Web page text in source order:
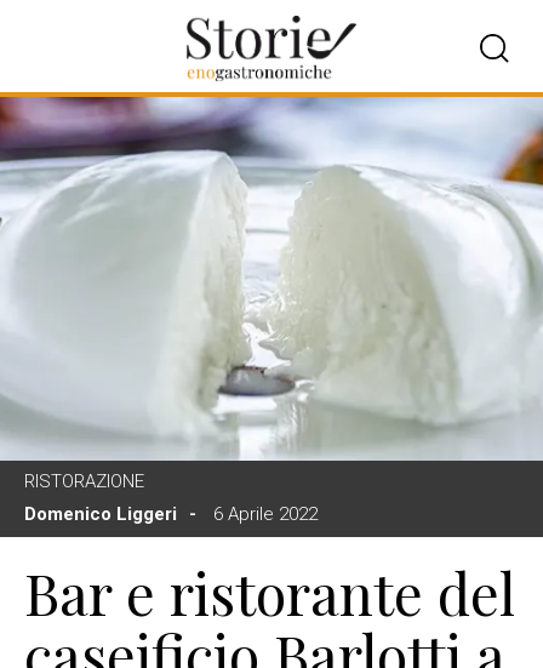
RISTORAZIONE
Domenico Liggeri
6 Aprile 2022
Bar e ristorante del